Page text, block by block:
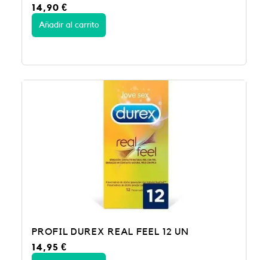
14,90€
Añadir al carrito
PROFIL DUREX REAL FEEL 12 UN
14,95€